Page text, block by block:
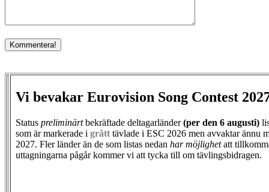
Vi bevakar Eurovision Song Contest
Status preliminärtbekräftade deltagarländer(per den 6 augusti)
som är markerade i grått tävlade i ESC 2026 men avvaktar ännu
2027. Fler länder än de som listas nedan har möjlighetatt
uttagningarna pågår kommer vi att tycka till om tävlingsbidragen.